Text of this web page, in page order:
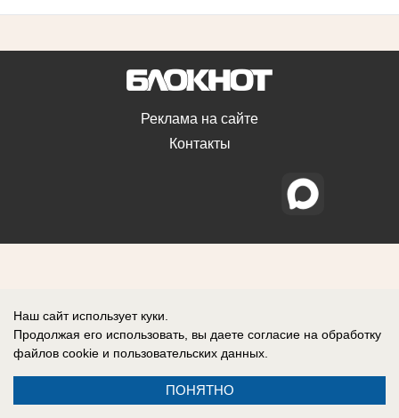
Реклама на сайте
Контакты
Наш сайт использует куки.
Продолжая его использовать, вы даете согласие на обработку
файлов cookie и пользовательских данных.
ПОНЯТНО